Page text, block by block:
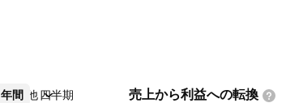
年間 四半期
その他 売上から利益への転換